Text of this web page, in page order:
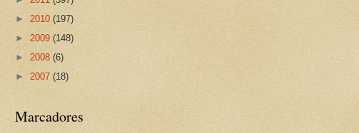
► 2010 (197)
► 2009 (148)
► 2008 (6)
► 2007 (18)
Marcadores